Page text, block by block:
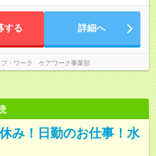
する 詳細へ
ブ・ワーク ケアワーク事業部
み！日勤のお仕事！水